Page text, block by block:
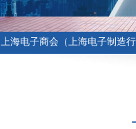
上海电子商会（上海电子制造